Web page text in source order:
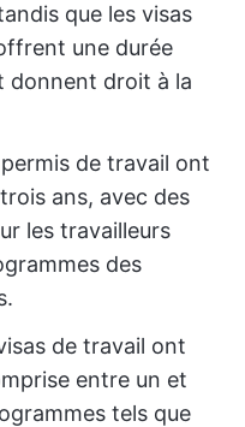
que les visas
une durée
donnent droit à la
de travail ont
ans, avec des
les travailleurs
des
de travail ont
entre un et
tels que